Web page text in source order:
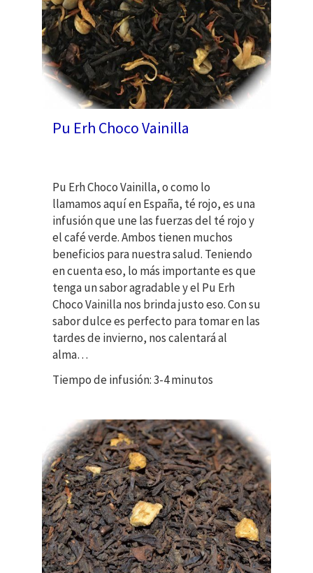
Pu Erh Choco Vainilla
Pu Erh Choco Vainilla, o como lo
llamamos aquí en España, té rojo, es una
infusión que une las fuerzas del té rojo y
el café verde. Ambos tienen muchos
beneficios para nuestra salud. Teniendo
en cuenta eso, lo más importante es que
tenga un sabor agradable y el Pu Erh
Choco Vainilla nos brinda justo eso. Con su
sabor dulce es perfecto para tomar en las
tardes de invierno, nos calentará al
alma…
Tiempo de infusión: 3-4 minutos